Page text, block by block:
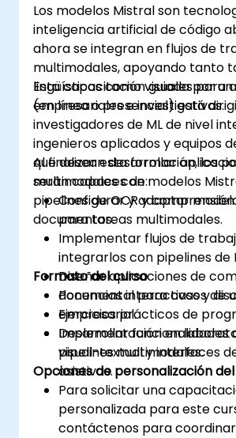
Los modelos Mistral son
inteligencia artificial de código
ahora se integran en flujos de
multimodales, apoyando tanto
lingüísticas como visuales para
empresariales e investigativas.
Esta capacitación guiada por
(en línea o presencial) está
investigadores de ML de nivel
ingenieros aplicados y equipos
que desean desarrollar
multimodales con modelos
pipelines de OCR y
documentos.
Al finalizar esta formación, los
serán capaces de:
Configurar y adaptar
para tareas multimodales.
Implementar flujos de
integrarlos con pipelines de
Diseñar aplicaciones de
documental para casos de
empresarial.
Desarrollar funcionalidades
visual-textual y interfaces
asistivas.
Formato del curso
Ponencias interactivas y
Ejercicios prácticos de
Implementación en
pipelines multimodales.
Opciones de personalización
Para solicitar una
personalizada para este
contáctenos para